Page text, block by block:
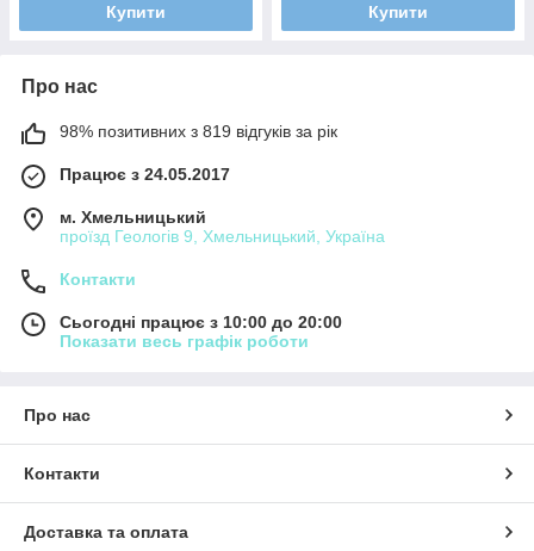
Купити Купити
Про нас
98% позитивних з 819 відгуків за рік
Працює з 24.05.2017
м. Хмельницький
проїзд Геологів 9, Хмельницький, Україна
Контакти
Сьогодні працює з 10:00 до 20:00
Показати весь графік роботи
Про нас
Контакти
Доставка та оплата